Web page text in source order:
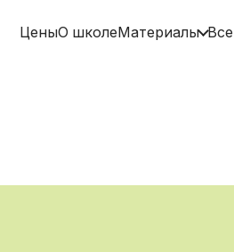
ЦеныО школеМатериалы